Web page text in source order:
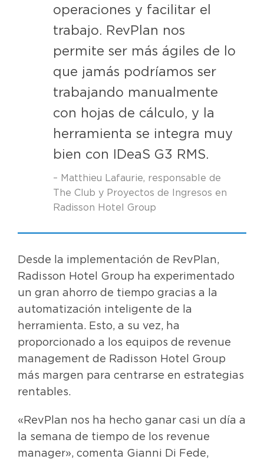
operaciones y facilitar el
trabajo. RevPlan nos
permite ser más ágiles de lo
que jamás podríamos ser
trabajando manualmente
con hojas de cálculo, y la
herramienta se integra muy
bien con IDeaS G3 RMS.
– Matthieu Lafaurie, responsable de
The Club y Proyectos de Ingresos en
Radisson Hotel Group
Desde la implementación de RevPlan,
Radisson Hotel Group ha experimentado
un gran ahorro de tiempo gracias a la
automatización inteligente de la
herramienta. Esto, a su vez, ha
proporcionado a los equipos de revenue
management de Radisson Hotel Group
más margen para centrarse en estrategias
rentables.
«RevPlan nos ha hecho ganar casi un día a
la semana de tiempo de los revenue
manager», comenta Gianni Di Fede,